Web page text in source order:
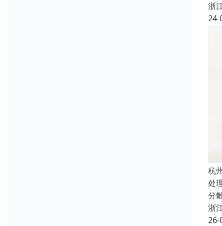
浙
24-
杭
处
分
浙
26-